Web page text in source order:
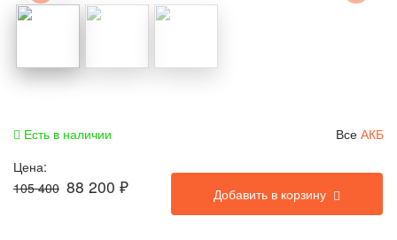
Есть в наличии Все АКБ
Цена:
105 400 88 200 ₽ Добавить в корзину